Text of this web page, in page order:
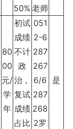
50% 老师
80
00
元/
学
年
初试
成绩
不计
政
治，
复试
成绩
占比
051
2-6
287
267
6/6
287
268
2罗
是